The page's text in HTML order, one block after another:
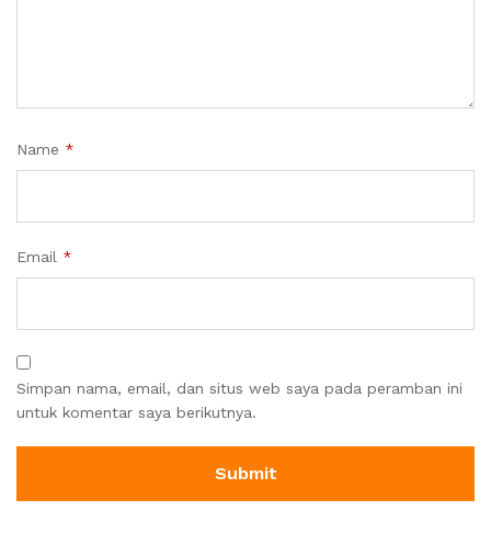
Name *
Email *
Simpan nama, email, dan situs web saya pada peramban ini
untuk komentar saya berikutnya.